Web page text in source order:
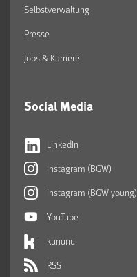
Selbstverwaltung
Presse
Jobs & Karriere
Social Media
LinkedIn
Instagram (BGW)
Instagram (BGW young)
YouTube
kununu
RSS